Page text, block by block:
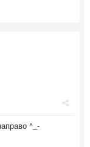
^_-